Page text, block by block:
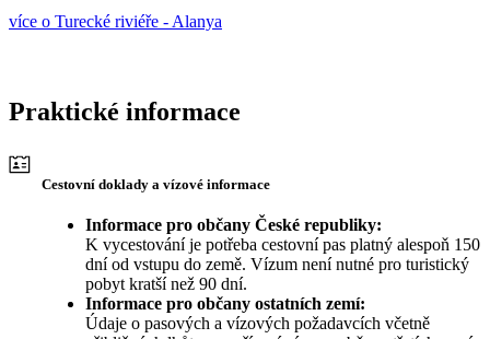
více o Turecké riviéře - Alanya
Praktické informace
Cestovní doklady a vízové informace
Informace pro občany České republiky:
K vycestování je potřeba cestovní pas platný alespoň 150
dní od vstupu do země. Vízum není nutné pro turistický
pobyt kratší než 90 dní.
Informace pro občany ostatních zemí:
Údaje o pasových a vízových požadavcích včetně